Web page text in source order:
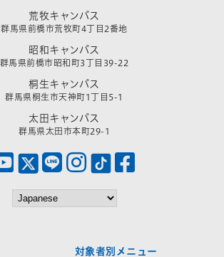
荒牧キャンパス
群馬県前橋市荒牧町4丁目2番地
昭和キャンパス
群馬県前橋市昭和町3丁目39-22
桐生キャンパス
群馬県桐生市天神町1丁目5-1
太田キャンパス
群馬県太田市本町29-1
対象者別メニュー